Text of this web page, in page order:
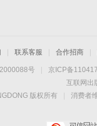
联系客服 合作招商
号 京ICP备
互联网出
版权所有 消费者